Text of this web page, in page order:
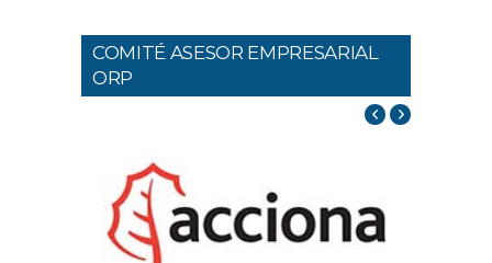
COMITÉ ASESOR EMPRESARIAL
ORP